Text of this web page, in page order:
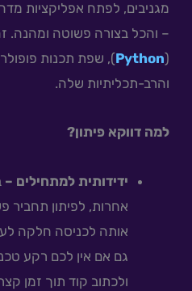
מגניבים, לפתח אפליקציות
– והכל בצורה פשוטה ומהנה.
(
Python), שפת תכנות
והרב-תכליתיות שלה.
למה דווקא פיתון?
ידידותית למתחילים –
אחרות, לפיתון תחביר
אותה לכניסה חלקה
גם אם אין לכם רקע
ולכתוב קוד תוך זמן